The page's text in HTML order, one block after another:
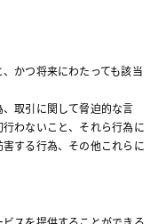
かつ将来にわたっても該当
取引に関して脅迫的な言
わないこと、それら行為に
する行為、その他これらに